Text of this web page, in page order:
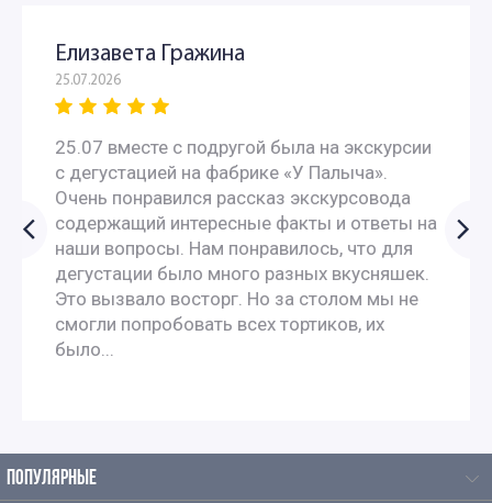
Автобусные экскурсии по Москве для школьников
Автобусные экскурсии для школьников средней школы
Экскурсии школьников в музеи
Экскурсии в музеи для школьников начальных классов
Елизавета Гражина
25.07.2026
25.07 вместе с подругой была на экскурсии
с дегустацией на фабрике «У Палыча».
Очень понравился рассказ экскурсовода
содержащий интересные факты и ответы на
наши вопросы. Нам понравилось, что для
дегустации было много разных вкусняшек.
Это вызвало восторг. Но за столом мы не
смогли попробовать всех тортиков, их
было...
ПОПУЛЯРНЫЕ